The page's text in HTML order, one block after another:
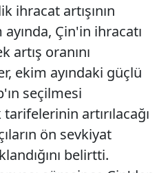
ihracat artışının
Çin'in ihracatı
artış oranını
ekim ayındaki güçlü
seçilmesi
artırılacağı
ön sevkiyat
belirtti.